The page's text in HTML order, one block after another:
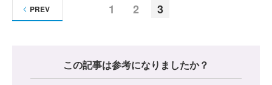
1 2 3
PREV
この記事は参考になりましたか？